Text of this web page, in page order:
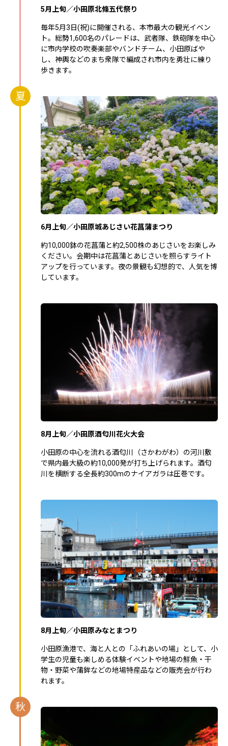
5月上旬／小田原北條五代祭り
毎年5月3日(祝)に開催される、本市最大の観光イベン
ト。総勢1,600名のパレードは、武者隊、鉄砲隊を中心
に市内学校の吹奏楽部やバンドチーム、小田原ばや
し、神輿などのまち衆隊で編成され市内を勇壮に練り
歩きます。
夏
6月上旬／小田原城あじさい花菖蒲まつり
約10,000鉢の花菖蒲と約2,500株のあじさいをお楽しみ
ください。会期中は花菖蒲とあじさいを照らすライト
アップを行っています。夜の景観も幻想的で、人気を博
しています。
8月上旬／小田原酒匂川花火大会
小田原の中心を流れる酒匂川（さかわがわ）の河川敷
で県内最大級の約10,000発が打ち上げられます。酒匂
川を横断する全長約300mのナイアガラは圧巻です。
8月上旬／小田原みなとまつり
小田原漁港で、海と人との「ふれあいの場」として、小
学生の児童も楽しめる体験イベントや地場の鮮魚・干
物・野菜や蒲鉾などの地場特産品などの販売会が行わ
れます。
秋